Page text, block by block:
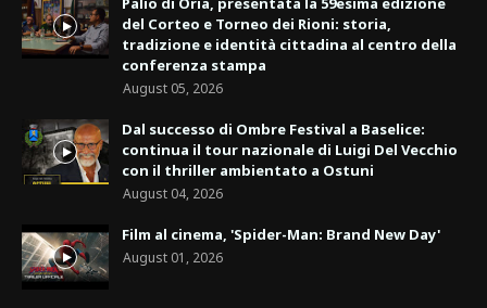
del Corteo e Torneo dei Rioni: storia,
tradizione e identità cittadina al centro della
conferenza stampa
August 05, 2026
Dal successo di Ombre Festival a Baselice:
continua il tour nazionale di Luigi Del Vecchio
con il thriller ambientato a Ostuni
August 04, 2026
Film al cinema, 'Spider-Man: Brand New Day'
August 01, 2026